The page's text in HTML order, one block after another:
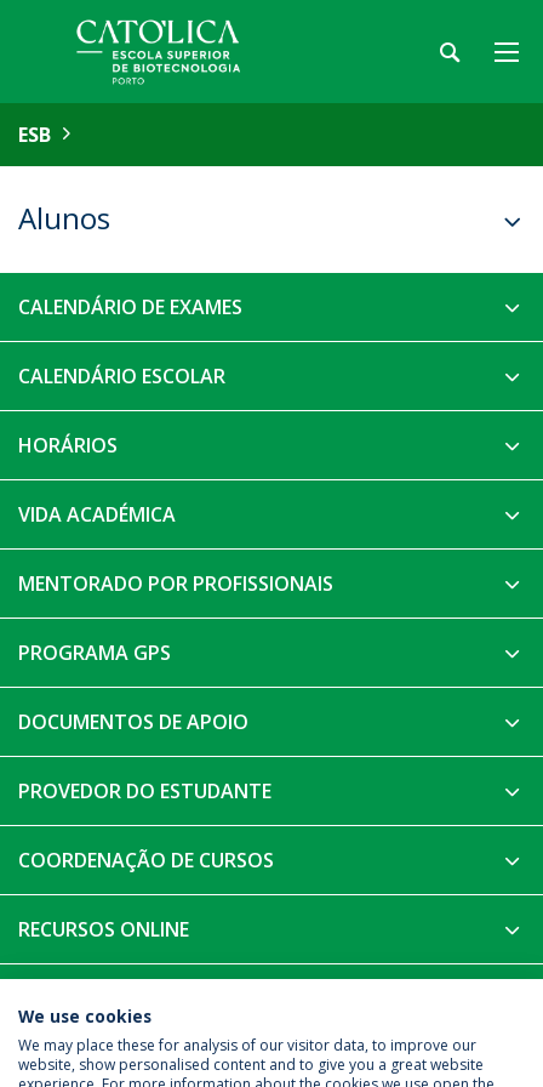
ESB
Alunos
CALENDÁRIO DE EXAMES
CALENDÁRIO ESCOLAR
HORÁRIOS
VIDA ACADÉMICA
MENTORADO POR PROFISSIONAIS
PROGRAMA GPS
DOCUMENTOS DE APOIO
PROVEDOR DO ESTUDANTE
COORDENAÇÃO DE CURSOS
RECURSOS ONLINE
ARMÉNIO MIRANDA
We use cookies
We may place these for analysis of our visitor data, to improve our
website, show personalised content and to give you a great website